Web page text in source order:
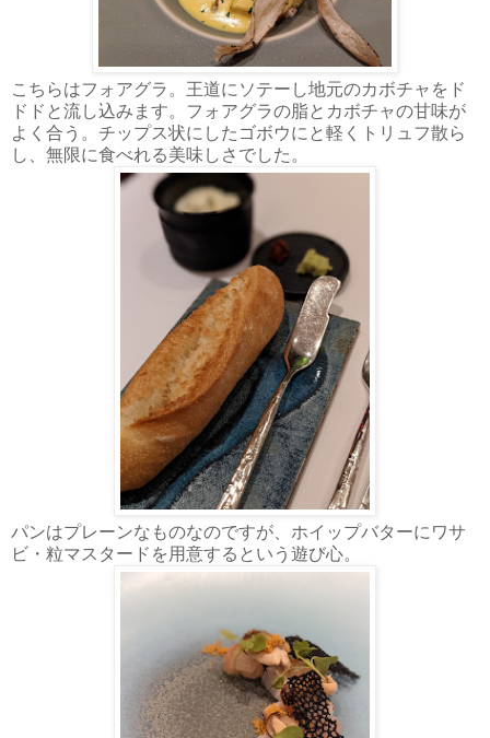
こちらはフォアグラ。王道にソテーし地元のカボチャをド
ドドと流し込みます。フォアグラの脂とカボチャの甘味が
よく合う。チップス状にしたゴボウにと軽くトリュフ散ら
し、無限に食べれる美味しさでした。
パンはプレーンなものなのですが、ホイップバターにワサ
ビ・粒マスタードを用意するという遊び心。